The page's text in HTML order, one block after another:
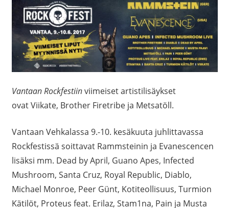
Vantaan Rockfestiinviimeiset artistilisäykset
ovat Viikate, Brother Firetribe ja Metsatöll.
Vantaan Vehkalassa 9.-10. kesäkuuta juhlittavassa
Rockfestissä soittavat Rammsteinin ja Evanescencen
lisäksi mm. Dead by April, Guano Apes, Infected
Mushroom, Santa Cruz, Royal Republic, Diablo,
Michael Monroe, Peer Günt, Kotiteollisuus, Turmion
Kätilöt, Proteus feat. Erilaz, Stam1na, Pain ja Musta